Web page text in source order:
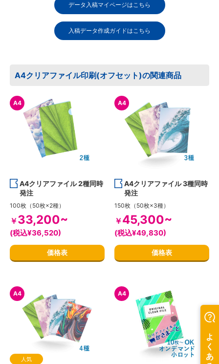
データ入稿マイページはこちら
入稿データ作成ガイドはこちら
A4クリアファイル印刷(オフセット)の関連商品
A4
A4クリアファイル 2種同時
発注
100枚（50枚×2種）
￥33,200~
(税込¥36,520)
価格表
A4
A4クリアファイル 3種同時
発注
150枚（50枚×3種）
￥45,300~
(税込¥49,830)
価格表
A4
人気
A4